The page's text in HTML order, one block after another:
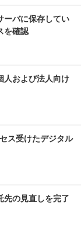
ーバに保存してい
を確認
人および法人向け
ス受けたデジタル
先の見直しを完了